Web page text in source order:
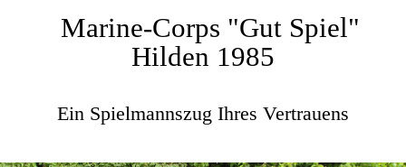
Marine-Corps "Gut Spiel"
Hilden 1985
Ein Spielmannszug Ihres Vertrauens